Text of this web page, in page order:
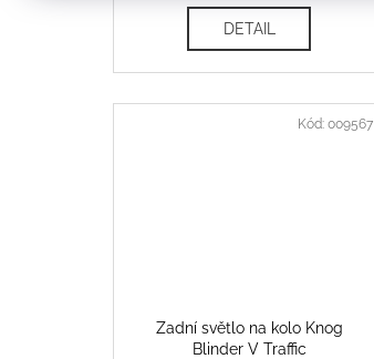
DETAIL
Zadní světlo na kolo Knog
Blinder V Traffic
Kód:009567